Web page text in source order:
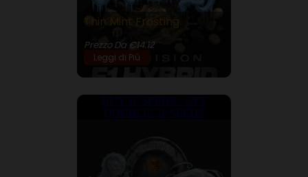
Thin Mint Frosting
Prezzo Da €14.12
Leggi di Più
BUY 10 SEEDS - GET
DOUBLE! 20 SEEDS